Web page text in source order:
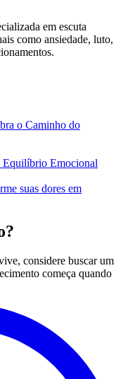
em escuta
como ansiedade, luto,
o Caminho do
Equilíbrio Emocional
suas dores em
considere buscar um
começa quando